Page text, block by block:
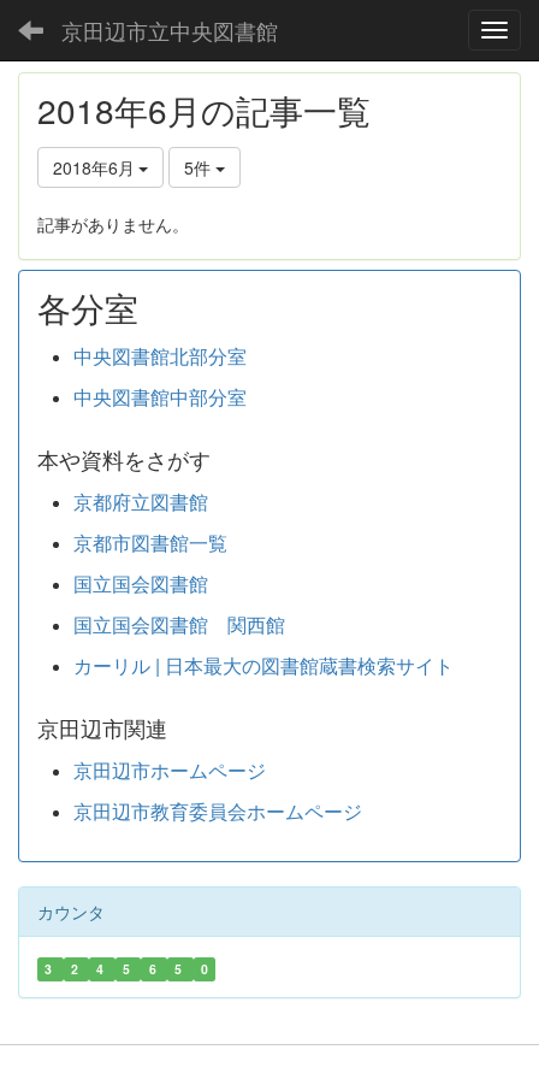
京田辺市立中央図書館
2018年6月の記事一覧
2018年6月 5件
記事がありません。
各分室
中央図書館北部分室
中央図書館中部分室
本や資料をさがす
京都府立図書館
京都市図書館一覧
国立国会図書館
国立国会図書館 関西館
カーリル | 日本最大の図書館蔵書検索サイト
京田辺市関連
京田辺市ホームページ
京田辺市教育委員会ホームページ
カウンタ
3 2 4 5 6 5 0